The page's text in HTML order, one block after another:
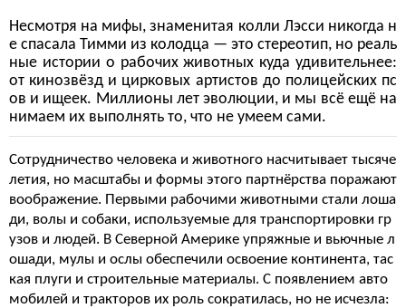
Несмотря на мифы, знаменитая колли Лэсси никогда н
е спасала Тимми из колодца — это стереотип, но реаль
ные истории о рабочих животных куда удивительнее:
от кинозвёзд и цирковых артистов до полицейских пс
ов и ищеек. Миллионы лет эволюции, и мы всё ещё на
нимаем их выполнять то, что не умеем сами.
Сотрудничество человека и животного насчитывает тысяче
летия, но масштабы и формы этого партнёрства поражают
воображение. Первыми рабочими животными стали лоша
ди, волы и собаки, используемые для транспортировки гр
узов и людей. В Северной Америке упряжные и вьючные л
ошади, мулы и ослы обеспечили освоение континента, тас
кая плуги и строительные материалы. С появлением авто
мобилей и тракторов их роль сократилась, но не исчезла: